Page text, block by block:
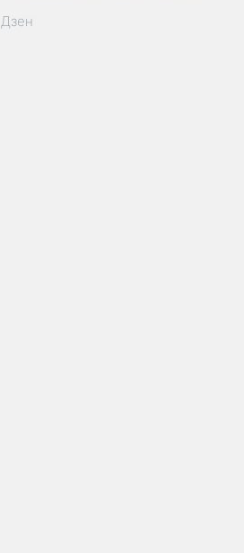
Дзен